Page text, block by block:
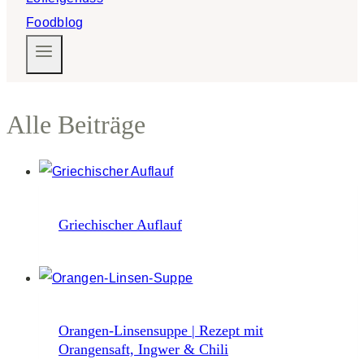
Alle Beiträge
Griechischer Auflauf
Orangen-Linsensuppe | Rezept mit
Orangensaft, Ingwer & Chili